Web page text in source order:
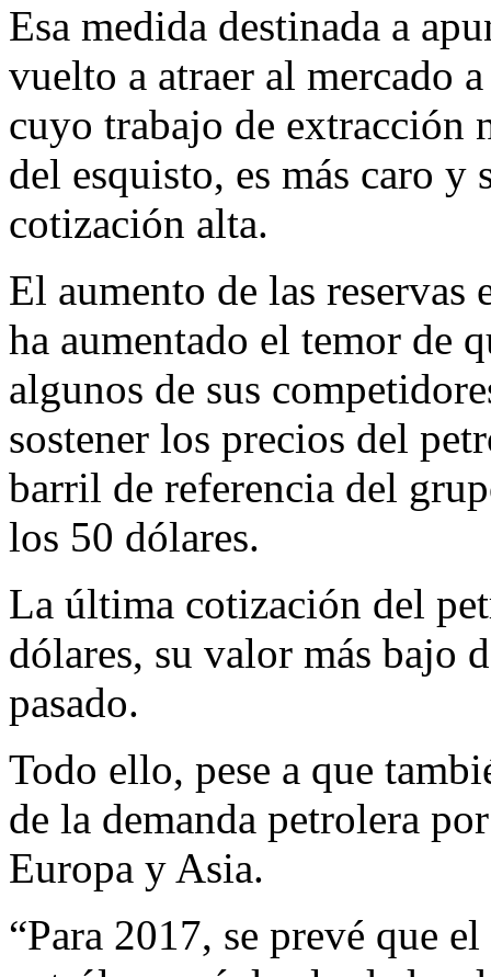
Esa medida destinada a
vuelto a atraer al mercado
cuyo trabajo de extracción
del esquisto, es más caro y
cotización alta.
El aumento de las reservas
ha aumentado el temor de
algunos de sus
sostener los precios del
barril de referencia del
los 50 dólares.
La última cotización del
dólares, su valor más bajo
pasado.
Todo ello, pese a que
de la demanda petrolera
Europa y Asia.
“Para 2017, se prevé que